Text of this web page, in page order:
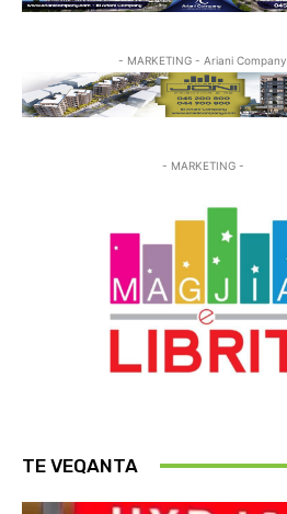
- MARKETING - Ariani Company
- MARKETING -
TE VEQANTA